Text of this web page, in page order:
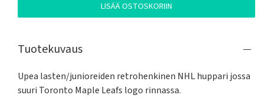
LISÄÄ OSTOSKORIIN
Tuotekuvaus
Upea lasten/junioreiden retrohenkinen NHL huppari jossa
suuri Toronto Maple Leafs logo rinnassa.